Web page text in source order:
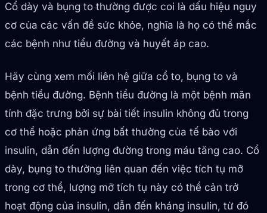
Cổ dày và bụng to thường được coi là dấu hiệu nguy
cơ của các vấn đề sức khỏe, nghĩa là họ có thể mắc
các bệnh như tiểu đường và huyết áp cao.
Hãy cùng xem mối liên hệ giữa cổ to, bụng to và
bệnh tiểu đường. Bệnh tiểu đường là một bệnh mãn
tính đặc trưng bởi sự bài tiết insulin không đủ trong
cơ thể hoặc phản ứng bất thường của tế bào với
insulin, dẫn đến lượng đường trong máu tăng cao. Cổ
dày, bụng to thường liên quan đến việc tích tụ mỡ
trong cơ thể, lượng mỡ tích tụ này có thể cản trở
hoạt động của insulin, dẫn đến kháng insulin, từ đó